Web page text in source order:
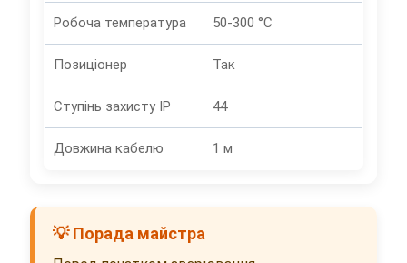
Робоча температура 50-300 °C
Позиціонер Так
Ступінь захисту IP 44
Довжина кабелю 1 м
💡 Порада майстра